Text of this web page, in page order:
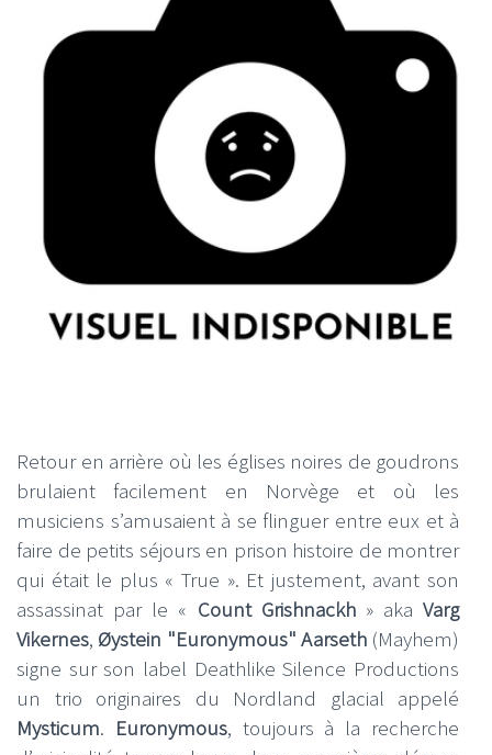
Retour en arrière où les églises noires de goudrons
brulaient facilement en Norvège et où les
musiciens s’amusaient à se flinguer entre eux et à
faire de petits séjours en prison histoire de montrer
qui était le plus « True ». Et justement, avant son
assassinat par le « Count Grishnackh» aka Varg
Vikernes, Øystein "Euronymous" Aarseth(Mayhem)
signe sur son label Deathlike Silence Productions
un trio originaires du Nordland glacial appelé
Mysticum. Euronymous, toujours à la recherche